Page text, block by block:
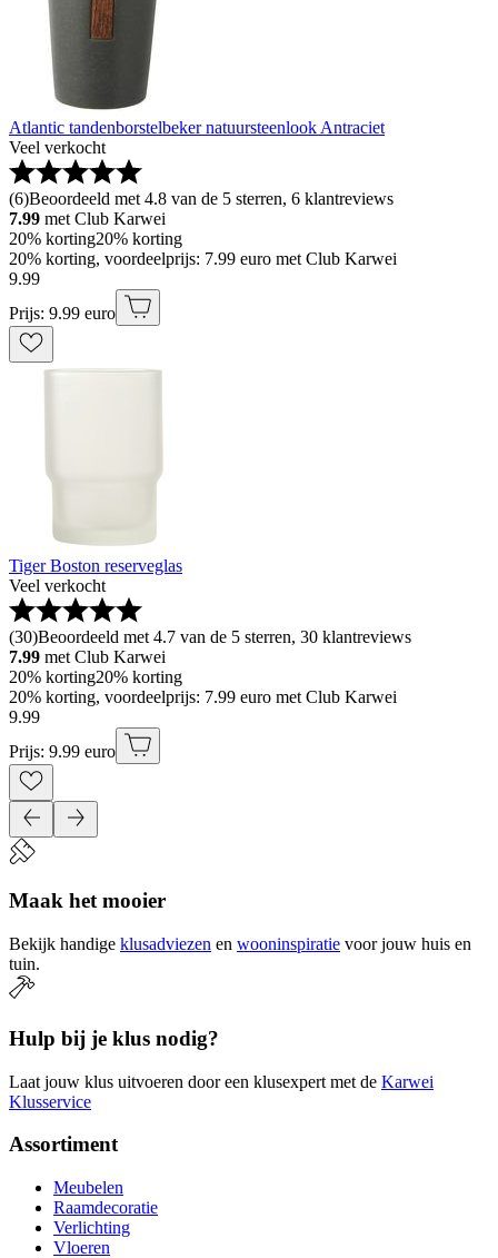
Atlantic tandenborstelbeker natuursteenlook Antraciet
Veel verkocht
(6)Beoordeeld met 4.8 van de 5 sterren, 6 klantreviews
7.99 met Club Karwei
20% korting20% korting
20% korting, voordeelprijs: 7.99 euro met Club Karwei
9.99
Prijs: 9.99 euro
Tiger Boston reserveglas
Veel verkocht
(30)Beoordeeld met 4.7 van de 5 sterren, 30 klantreviews
7.99 met Club Karwei
20% korting20% korting
20% korting, voordeelprijs: 7.99 euro met Club Karwei
9.99
Prijs: 9.99 euro
Maak het mooier
Bekijk handige klusadviezen en wooninspiratie voor jouw huis en
tuin.
Hulp bij je klus nodig?
Laat jouw klus uitvoeren door een klusexpert met de Karwei
Klusservice
Assortiment
Meubelen
Raamdecoratie
Verlichting
Vloeren